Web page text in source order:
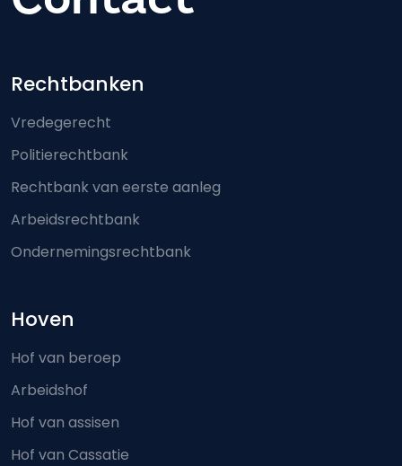
Footer-menu
Rechtbanken
Vredegerecht
Politierechtbank
Rechtbank van eerste aanleg
Arbeidsrechtbank
Ondernemingsrechtbank
Hoven
Hof van beroep
Arbeidshof
Hof van assisen
Hof van Cassatie